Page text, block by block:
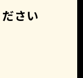
さい